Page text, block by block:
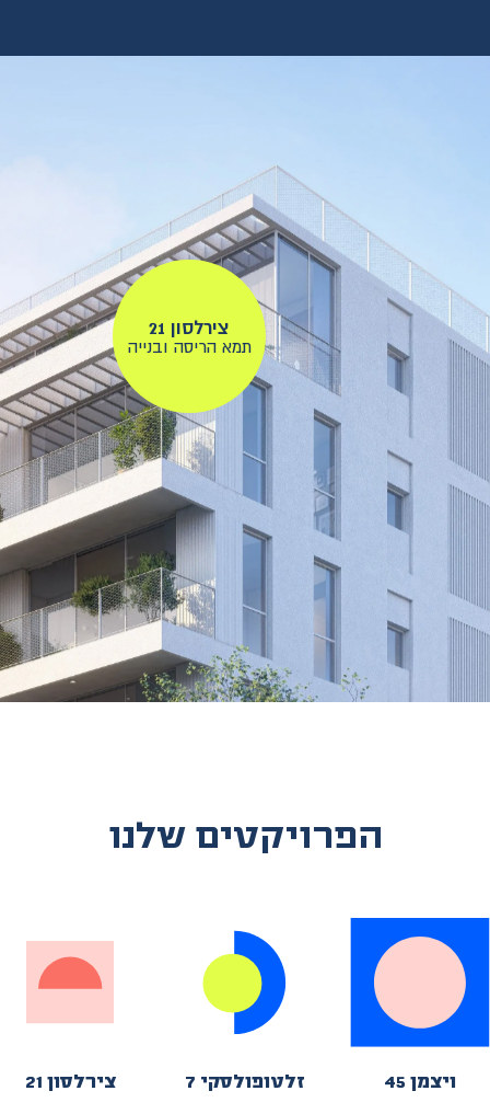
צירלסון 21
תמא הריסה ובנייה
הפרויקטים שלנו
זלטופולסקי 7 צירלסון 21 ויצמן 45